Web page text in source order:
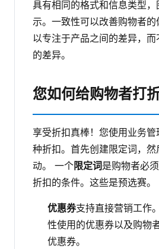
具有相同的格式和信息类型
示。一致性可以改善购物者
以专注于产品之间的差异，
的差异。
您如何给购物者打
享受折扣真棒！您使用业务
种折扣。首先创建限定词，
动。
一个限定词是购物者必
折扣的条件。这些是预选赛。
优惠券支持直接营销工作
性使用的优惠券以及购物
优惠券。